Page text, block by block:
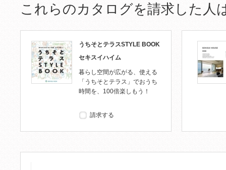
これらのカタログを請求した人
うちそとテラスSTYLE BOOK
セキスイハイム
暮らし空間が広がる、使える
「うちそとテラス」でおうち
時間を、100倍楽しもう！
請求する